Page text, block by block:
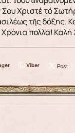
Χριστέ τό
τῆς δόξης.
πολλά!
Viber Post